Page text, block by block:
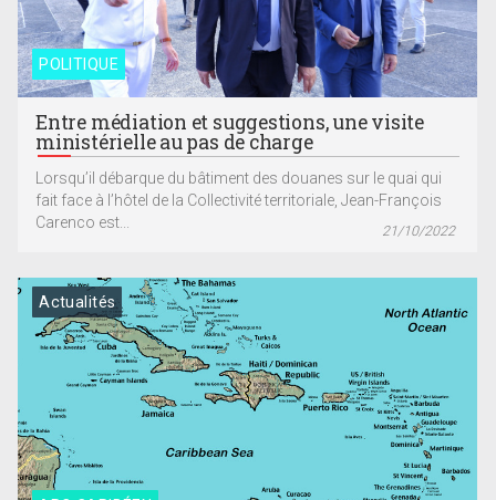
POLITIQUE
Entre médiation et suggestions, une visite
ministérielle au pas de charge
Lorsqu’il débarque du bâtiment des douanes sur le quai qui
fait face à l’hôtel de la Collectivité territoriale, Jean-François
Carenco est...
21/10/2022
Actualités